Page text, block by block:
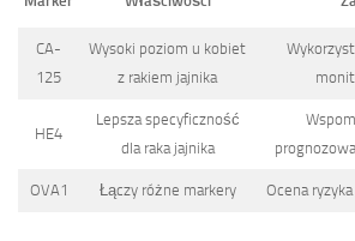
CA-
125
Wysoki poziom u kobiet
z rakiem jajnika
HE4
Lepsza specyficzność
dla raka jajnika
OVA1 Łączy różne markery Ocena